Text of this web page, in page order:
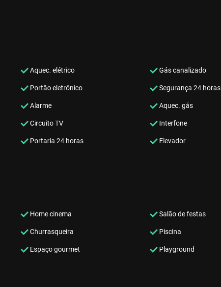
Aquec. elétrico Gás canalizado
Portão eletrônico Segurança 24 horas
Alarme Aquec. gás
Circuito TV Interfone
Portaria 24 horas Elevador
Home cinema Salão de festas
Churrasqueira Piscina
Espaço gourmet Playground